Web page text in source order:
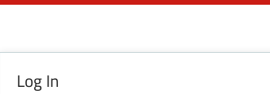
Log In